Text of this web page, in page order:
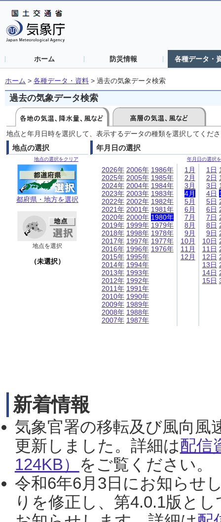
ホーム 防災情報 各種データ・
ホーム > 各種データ・資料 > 過去の気象データ検索
過去の気象データ検索
地点と年月日時を選択して、表示するデータの種類を選択してくだ
地点の選択
地点の選択をクリア
都府県・地方を選択
地点を選択
（未選択）
年月日の選択
年月日の選択
2026年
2025年
2024年
2023年
2022年
2021年
2020年
2019年
2018年
2017年
2016年
2015年
2014年
2013年
2012年
2011年
2010年
2009年
2008年
2007年
2006年
2005年
2004年
2003年
2002年
2001年
2000年
1999年
1998年
1997年
1996年
1995年
1994年
1993年
1992年
1991年
1990年
1989年
1988年
1987年
1986年
1985年
1984年
1983年
1982年
1981年
1980年
1979年
1978年
1977年
1976年
1月
2月
3月
4月
5月
6月
7月
8月
9月
10月
11月
12月
1日
2日
3日
4日
5日
6日
7日
8日
9日
10日
11日
12日
13日
14日
15日
新着情報
気象官署の移転及び風向風
更新しました。詳細は配信
124KB） をご覧ください。
令和6年6月3日にお知らせ
りを修正し、第4.0.1版と